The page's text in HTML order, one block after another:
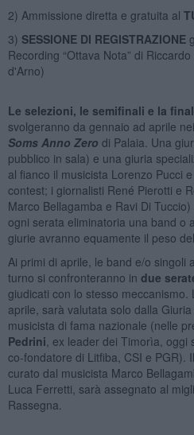
2) Ammissione diretta e gratuita al
3) SESSIONE DI REGISTRAZIONE
Recording “Ottava Nota” di
d'Arno)
Le selezioni, le semifinali e la
svolgeranno da gennaio ad aprile
Soms Anno Zero di Palaia. Una
pubblico in sala) e una giuria
al fianco il musicista Lorenzo Pucci
contest; i giornalisti René Pierotti e
Marco Bellagamba e Ravi Di
ogni serata eliminatoria una band o
giurie avranno equamente il peso
Ai primi di aprile, le band e/o singoli
turno si confronteranno in due
giudicati con lo stesso meccanismo.
aprile, sarà valutata solo dalla
musicista di fama nazionale (nelle
Pedrini , ex leader dei Timorìa, oggi
co-fondatore di Litfiba, CSI e PGR).
curato dal musicista Marco
Luca Ferretti, sarà assegnato al
Rassegna.